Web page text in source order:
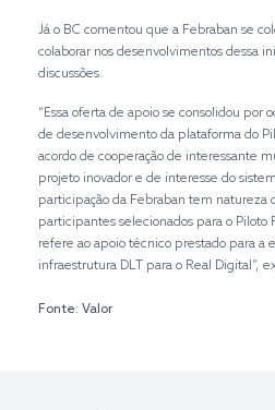
Já o BC comentou que a Febraban se
colaborar nos desenvolvimentos dessa
discussões.
“Essa oferta de apoio se consolidou por
de desenvolvimento da plataforma do
acordo de cooperação de interessante
projeto inovador e de interesse do
participação da Febraban tem natureza
participantes selecionados para o
refere ao apoio técnico prestado para a
infraestrutura DLT para o Real Digital”,
Fonte: Valor